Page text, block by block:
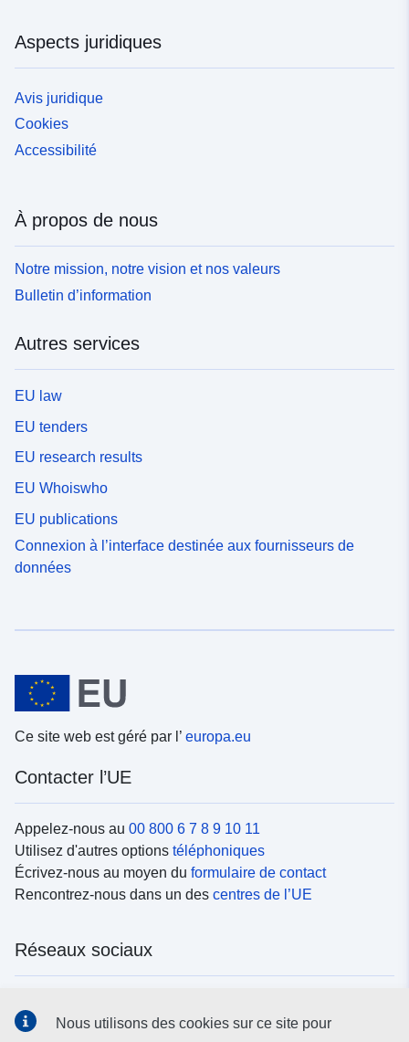
Aspects juridiques
Avis juridique
Cookies
Accessibilité
À propos de nous
Notre mission, notre vision et nos valeurs
Bulletin d’information
Autres services
EU law
EU tenders
EU research results
EU Whoiswho
EU publications
Connexion à l’interface destinée aux fournisseurs de
données
Ce site web est géré par l’ europa.eu
Contacter l’UE
Appelez-nous au 00 800 6 7 8 9 10 11
Utilisez d'autres options téléphoniques
Écrivez-nous au moyen du formulaire de contact
Rencontrez-nous dans un des centres de l’UE
Réseaux sociaux
Nous utilisons des cookies sur ce site pour